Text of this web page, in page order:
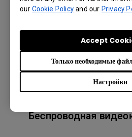
our Cookie Policyand ourPrivacy
Настройки
Только необходимые
Accept
Беспроводная